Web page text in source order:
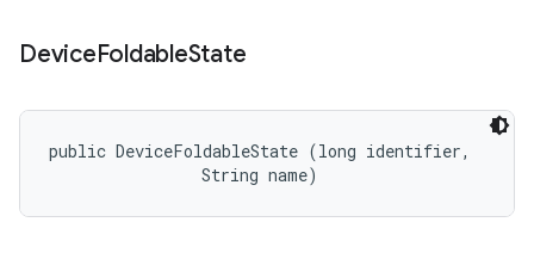
DeviceFoldableState
public DeviceFoldableState (long identifier,
                String name)